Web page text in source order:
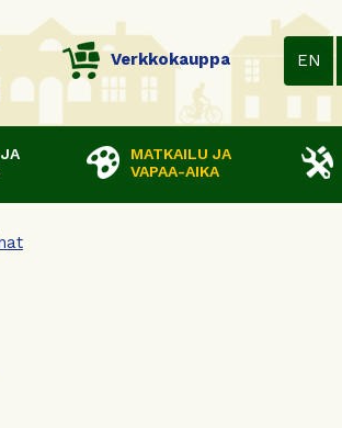
Verkkokauppa EN
MATKAILU JA
VAPAA-AIKA